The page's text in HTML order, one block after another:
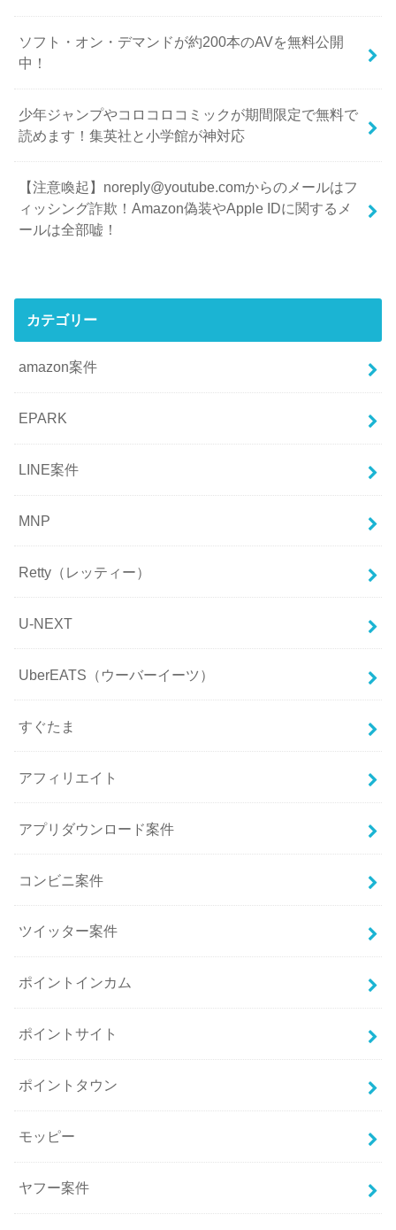
ソフト・オン・デマンドが約200本のAVを無料公開
中！
少年ジャンプやコロコロコミックが期間限定で無料で
読めます！集英社と小学館が神対応
【注意喚起】noreply@youtube.comからのメールはフ
ィッシング詐欺！Amazon偽装やApple IDに関するメ
ールは全部嘘！
カテゴリー
amazon案件
EPARK
LINE案件
MNP
Retty（レッティー）
U-NEXT
UberEATS（ウーバーイーツ）
すぐたま
アフィリエイト
アプリダウンロード案件
コンビニ案件
ツイッター案件
ポイントインカム
ポイントサイト
ポイントタウン
モッピー
ヤフー案件